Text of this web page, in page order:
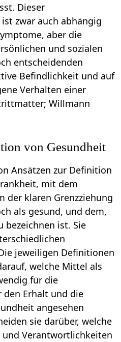
Dieser
zwar auch abhängig
aber die
und sozialen
entscheidenden
Befindlichkeit und auf
Verhalten einer
Willmann
von Gesundheit
Ansätzen zur Definition
mit dem
der klaren Grenzziehung
als gesund, und dem,
bezeichnen ist. Sie
jeweiligen Definitionen
welche Mittel als
für die
Erhalt und die
angesehen
sie darüber, welche
und Verantwortlichkeiten